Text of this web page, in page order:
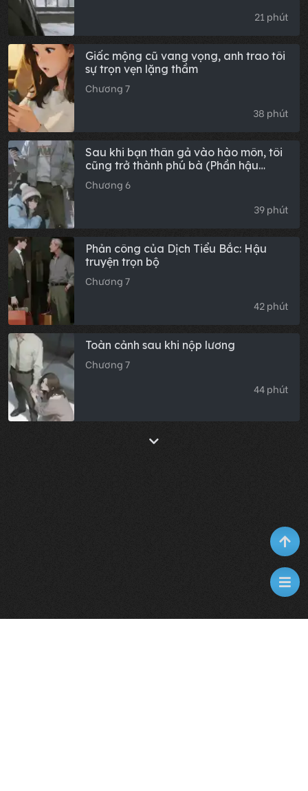
21 phút
Giấc mộng cũ vang vọng, anh trao tôi
sự trọn vẹn lặng thầm
Chương 7
38 phút
Sau khi bạn thân gả vào hào môn, tôi
cũng trở thành phú bà (Phần hậu
truyện)
Chương 6
39 phút
Phản công của Dịch Tiểu Bắc: Hậu
truyện trọn bộ
Chương 7
42 phút
Toàn cảnh sau khi nộp lương
Chương 7
44 phút